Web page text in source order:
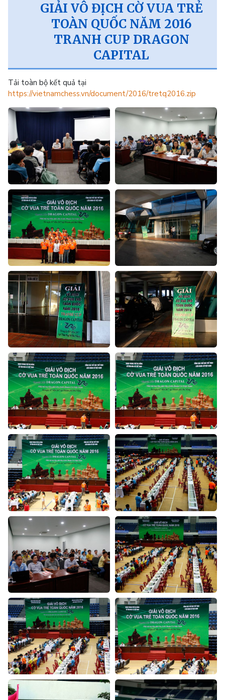
GIẢI VÔ ĐỊCH CỜ VUA TRẺ
TOÀN QUỐC NĂM 2016
TRANH CUP DRAGON
CAPITAL
Tải toàn bộ kết quả tại
https://vietnamchess.vn/document/2016/tretq2016.zip